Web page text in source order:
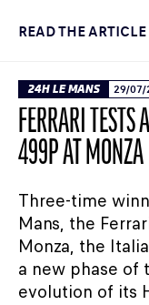
READ THE ARTICLE
24H LE MANS 29/07/
FERRARI TESTS
499P AT MONZA
Three-time
Mans, the
Monza, the
a new phase of
evolution of its